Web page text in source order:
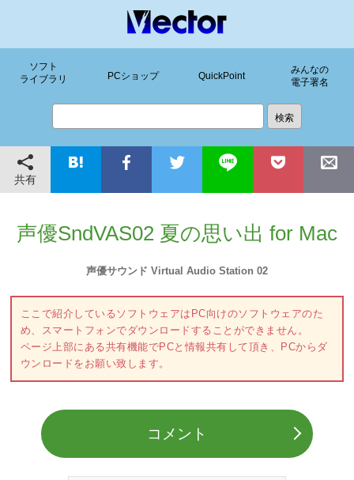
ソフト
ライブラリ
PCショップ QuickPoint
みんなの
電子署名
共有
声優SndVAS02 夏の思い出 for Mac
声優サウンド Virtual Audio Station 02
ここで紹介しているソフトウェアはPC向けのソフトウェアのた
め、スマートフォンでダウンロードすることができません。
ページ上部にある共有機能でPCと情報共有して頂き、PCからダ
ウンロードをお願い致します。
コメント